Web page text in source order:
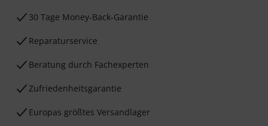
30 Tage Money-Back-Garantie
Reparaturservice
Beratung durch Fachexperten
Zufriedenheitsgarantie
Europas größtes Versandlager